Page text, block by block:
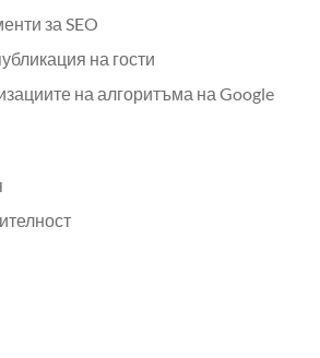
за SEO
на гости
на алгоритъма на Google